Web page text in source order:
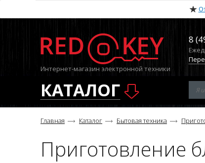
Интернет-магазин электронной техники
8
КАТАЛОГ
Главная Каталог Бытовая техника
Приготовление